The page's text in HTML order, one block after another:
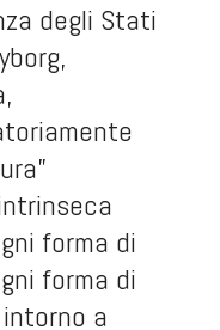
degli Stati
forma di
forma di
a